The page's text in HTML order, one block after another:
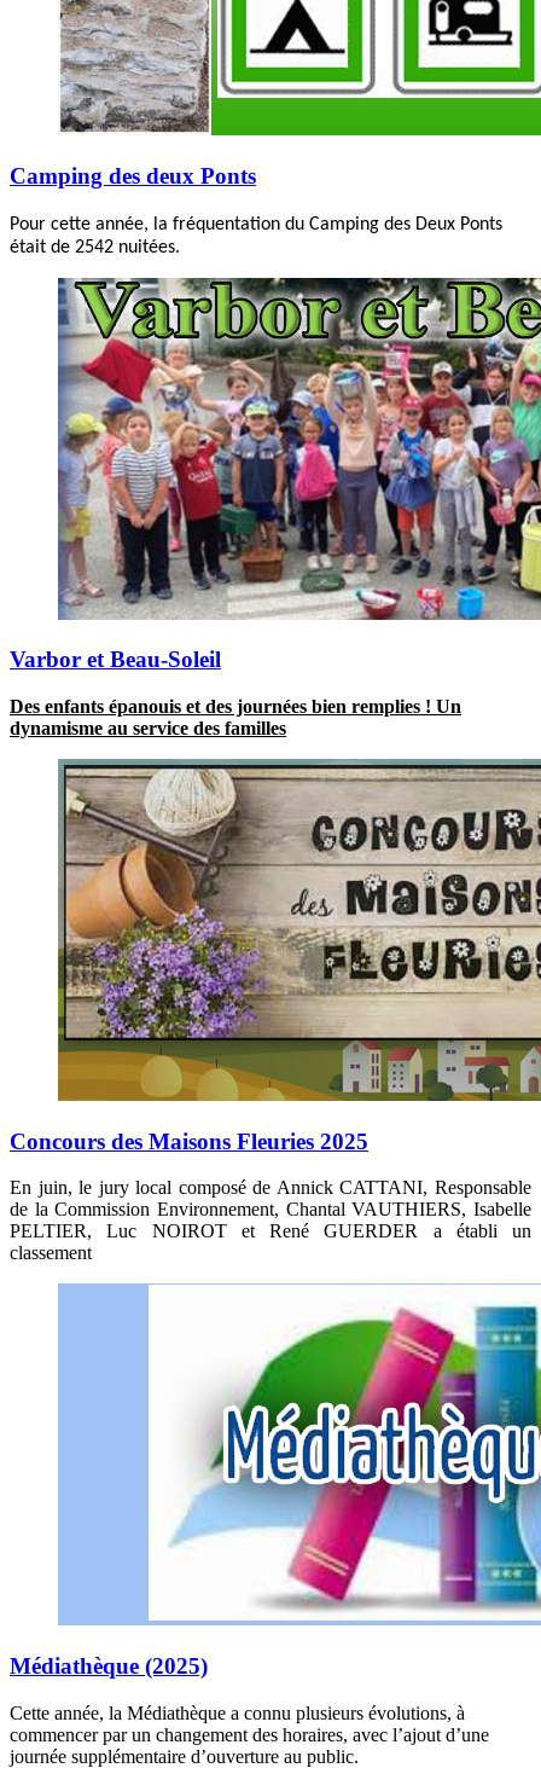
Camping des deux Ponts
Pour cette année, la fréquentation du Camping des Deux Ponts
était de 2542 nuitées.
Varbor et Beau-Soleil
Des enfants épanouis et des journées bien remplies ! Un
dynamisme au service des familles
Concours des Maisons Fleuries 2025
En juin, le jury local composé de Annick CATTANI, Responsable
de la Commission Environnement, Chantal VAUTHIERS, Isabelle
PELTIER, Luc NOIROT et René GUERDER a établi un
classement
Médiathèque (2025)
Cette année, la Médiathèque a connu plusieurs évolutions, à
commencer par un changement des horaires, avec l’ajout d’une
journée supplémentaire d’ouverture au public.